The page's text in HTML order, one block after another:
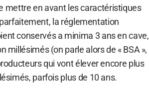
mettre en avant les caractéristiques
la réglementation
conservés a minima 3 ans en cave,
(on parle alors de « BSA »,
qui vont élever encore plus
parfois plus de 10 ans.